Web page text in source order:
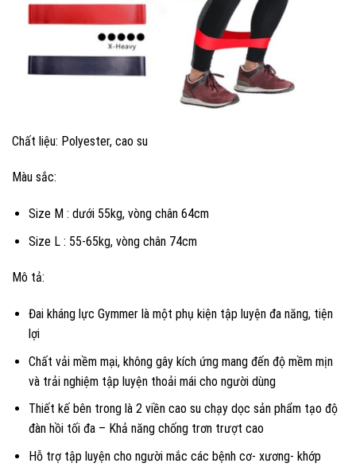
Chất liệu: Polyester, cao su
Màu sắc:
Size M : dưới 55kg, vòng chân 64cm
Size L : 55-65kg, vòng chân 74cm
Mô tả:
Đai kháng lực Gymmer là một phụ kiện tập luyện đa năng, tiện
lợi
Chất vải mềm mại, không gây kích ứng mang đến độ mềm mịn
và trải nghiệm tập luyện thoải mái cho người dùng
Thiết kế bên trong là 2 viền cao su chạy dọc sản phẩm tạo độ
đàn hồi tối đa – Khả năng chống trơn trượt cao
Hỗ trợ tập luyện cho người mắc các bệnh cơ- xương- khớp